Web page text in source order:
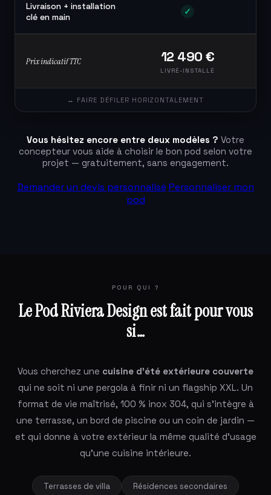
Livraison + installation
clé en main
✓
Prix indicatif TTC 12 490 €
LIVRÉ-INSTALLÉ
Vous hésitez encore entre deux modèles ? Votre
concepteur vous aide à choisir le bon pod selon votre
projet — gratuitement, sans engagement.
Demander un devis personnalisé Personnaliser mon
pod
POUR QUI ?
Le Pod Riviera Design est fait pour vous
si…
Vous cherchez une cuisine d'été extérieure couverte
qui ne soit ni une pergola à finir ni un flagship XXL. Un
format de vie maîtrisé, 100 % inox 304, qui s'intègre à
une terrasse, un bord de piscine ou un coin de jardin —
et qui donne à votre extérieur la même qualité d'usage
qu'une cuisine intérieure.
Terrasses de villa Résidences secondaires